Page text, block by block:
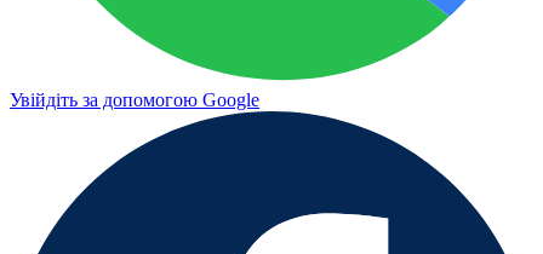
Увійдіть за допомогою Google